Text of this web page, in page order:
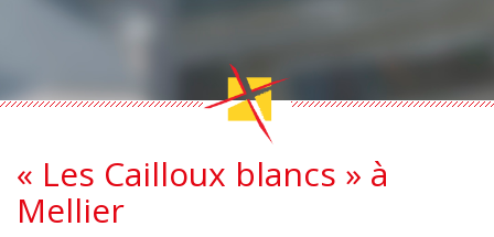
« Les Cailloux blancs » à
Mellier